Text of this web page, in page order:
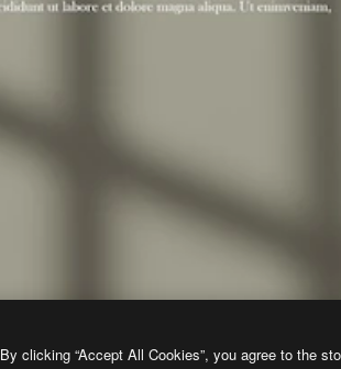
By clicking “Accept All Cookies”, you agree to the